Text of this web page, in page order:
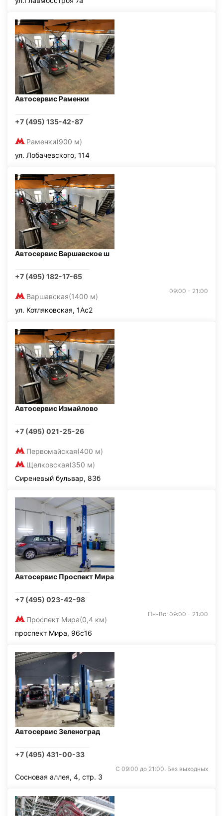
Автосервис Раменки
+7 (495) 135-42-87
Раменки(900 м)
ул. Лобачевского, 114
Автосервис Варшавское ш
+7 (495) 182-17-65
Варшавская(1400 м)
09:00 - 21:00
ул. Котляковская, 1Ас2
Автосервис Измайлово
+7 (495) 021-25-26
Первомайская(400 м)
Щелковская(350 м)
Сиреневый бульвар, 83б
Автосервис Проспект Мира
+7 (495) 023-42-98
Проспект Мира(0,4 км)
Пн-Вс: 09:00 - 21:00
проспект Мира, 96с16
Автосервис Зеленоград
+7 (495) 431-00-33
С 09:00 до 21:00. Без выходных
Сосновая аллея, 4, стр. 3